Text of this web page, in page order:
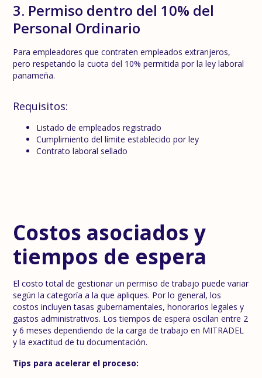
3. Permiso dentro del 10% del
Personal Ordinario
Para empleadores que contraten empleados extranjeros,
pero respetando la cuota del 10% permitida por la ley laboral
panameña.
Requisitos:
Listado de empleados registrado
Cumplimiento del límite establecido por ley
Contrato laboral sellado
Costos asociados y
tiempos de espera
El costo total de gestionar un permiso de trabajo puede variar
según la categoría a la que apliques. Por lo general, los
costos incluyen tasas gubernamentales, honorarios legales y
gastos administrativos. Los tiempos de espera oscilan entre 2
y 6 meses dependiendo de la carga de trabajo en MITRADEL
y la exactitud de tu documentación.
Tips para acelerar el proceso: